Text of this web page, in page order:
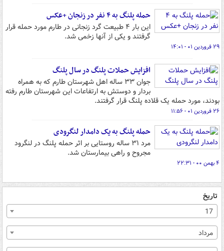
حمله پلنگ به ۴ نفر در زنجان +عکس
این بار ۴ طبیعت گرد زنجانی در طارم مورد حمله قرار
گرفتند و یکی از آنها زخمی شد.
۲۹ فروردین ۰۱ - ۱۴:۰۱
افزایش حملات پلنگ در سال پلنگ
جوان ۳۳ ساله اهل شهرستان طارم که به همراه
بردار و دوستش به ارتفاعات این شهرستان طارم رفته
بودند، مورد حمله یک قلاده پلنگ قرار گرفتند.
۲۶ فروردین ۰۱ - ۱۱:۵۶
حمله پلنگ به یک دامدار لنگرودی
مرد ۳۱ ساله روستایی بر اثر حمله پلنگ در لنگرود
مجروح و راهی بیمارستان شد.
۴ بهمن ۰۰ - ۲۲:۳۱
تاریخ
17
مرداد